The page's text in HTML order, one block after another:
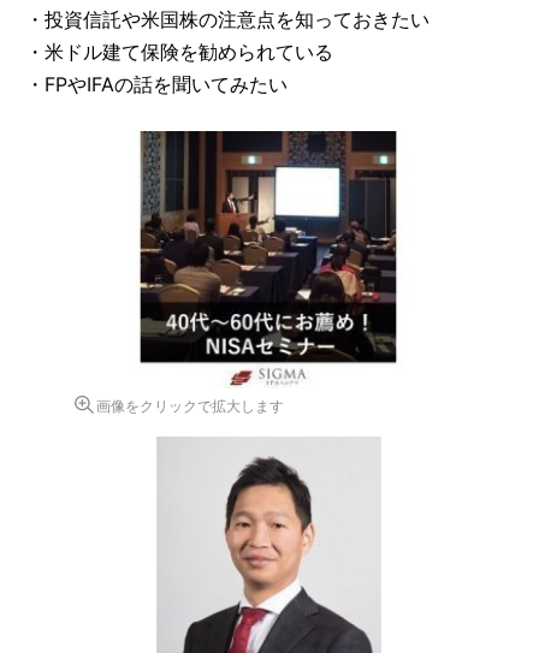
・投資信託や米国株の注意点を知っておきたい
・米ドル建て保険を勧められている
・FPやIFAの話を聞いてみたい
画像をクリックで拡大します